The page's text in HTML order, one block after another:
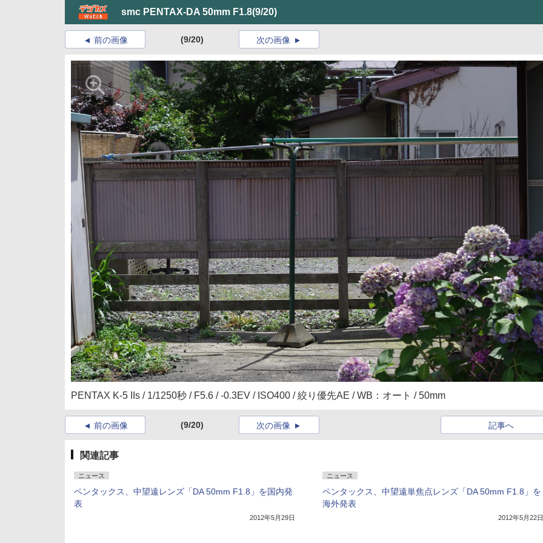
smc PENTAX-DA 50mm F1.8(9/20)
前の画像 (9/20) 次の画像
PENTAX K-5 IIs / 1/1250秒 / F5.6 / -0.3EV / ISO400 / 絞り優先AE / WB：オート / 50mm
前の画像 (9/20) 記事へ
次の画像
関連記事
ニュース
ペンタックス、中望遠レンズ「DA 50mm F1.8」を国内発
表
2012年5月29日
ニュース
ペンタックス、中望遠単焦点レンズ「DA 50mm F1.8」を
海外発表
2012年5月22日